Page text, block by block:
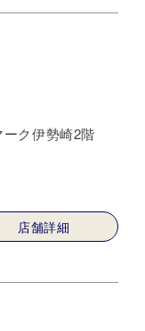
ク伊勢崎2階
店舗詳細